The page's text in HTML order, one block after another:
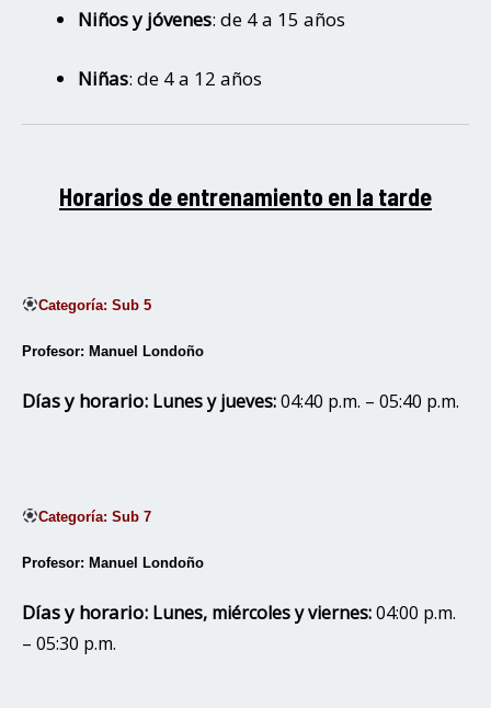
Niños y jóvenes: de 4 a 15 años
Niñas: de 4 a 12 años
Horarios de entrenamiento en la tarde
Categoría: Sub 5
Profesor: Manuel Londoño
Días y horario: Lunes y jueves:04:40 p.m. – 05:40 p.m.
Categoría: Sub 7
Profesor: Manuel Londoño
Días y horario: Lunes, miércoles y viernes:04:00 p.m.
– 05:30 p.m.